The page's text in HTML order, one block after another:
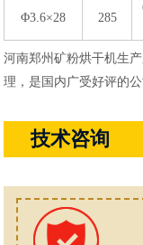
Φ3.6×28 285
河南郑州矿粉烘干机生
理，是国内广受好评的公
技术咨询